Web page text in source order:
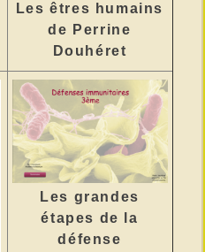
Les êtres humains
de Perrine
Douhéret
Les grandes
étapes de la
défense